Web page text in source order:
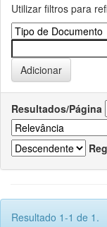
Utilizar filtros para
Resultados/Página
Resultado 1-1 de 1.